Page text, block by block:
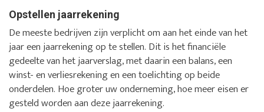
Opstellen jaarrekening
De meeste bedrijven zijn verplicht om aan het einde van het
jaar een jaarrekening op te stellen. Dit is het financiële
gedeelte van het jaarverslag, met daarin een balans, een
winst- en verliesrekening en een toelichting op beide
onderdelen. Hoe groter uw onderneming, hoe meer eisen er
gesteld worden aan deze jaarrekening.